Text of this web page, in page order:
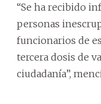
“Se ha recibido
personas
funcionarios de
tercera dosis de
ciudadanía”,